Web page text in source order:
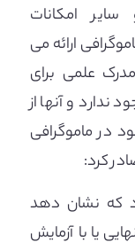
امکانات
ارائه می
علمی برای
ندارد و آنها از
در ماموگرافی
که نشان دهد
یا با آزمایش